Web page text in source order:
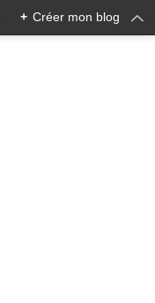
+ Créer mon blog